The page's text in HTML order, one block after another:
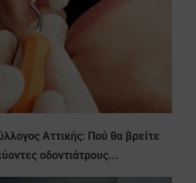
Αττικής: Πού θα βρείτε
οδοντιάτρους...